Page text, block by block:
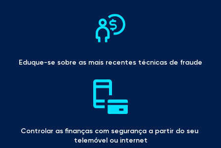
Eduque-se sobre as mais recentes técnicas de fraude
Controlar as finanças com segurança a partir do seu
telemóvel ou internet